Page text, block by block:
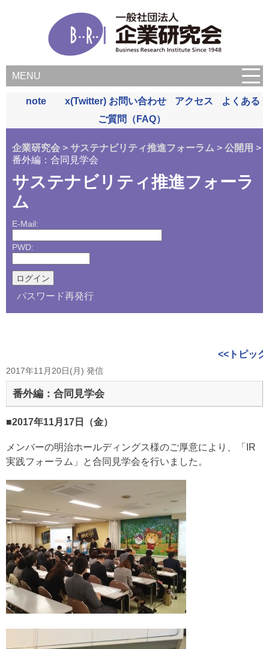
MENU
note x(Twitter) お問い合わせ アクセス
よくある
ご質問（FAQ）
企業研究会 > サステナビリティ推進フォーラム > 公開用 >
番外編：合同見学会
サステナビリティ推進フォーラ
ム
E-Mail:
PWD:
パスワード再発行
<<トピッ
2017年11月20日(月) 発信
番外編：合同見学会
■2017年11月17日（金）
メンバーの明治ホールディングス様のご厚意により、「IR
実践フォーラム」と合同見学会を行いました。